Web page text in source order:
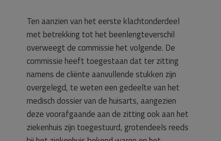
Ten aanzien van het eerste klachtonderdeel
met betrekking tot het beenlengteverschil
overweegt de commissie het volgende. De
commissie heeft toegestaan dat ter zitting
namens de cliënte aanvullende stukken zijn
overgelegd, te weten een gedeelte van het
medisch dossier van de huisarts, aangezien
deze voorafgaande aan de zitting ook aan het
ziekenhuis zijn toegestuurd, grotendeels reeds